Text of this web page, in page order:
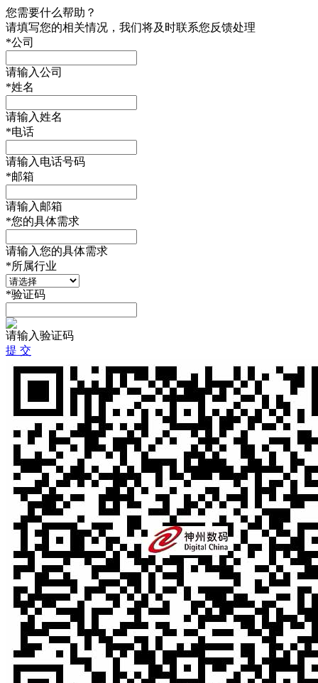
您需要什么帮助？
请填写您的相关情况，我们将及时联系您反馈处理
*公司
请输入公司
*姓名
请输入姓名
*电话
请输入电话号码
*邮箱
请输入邮箱
*您的具体需求
请输入您的具体需求
*所属行业
*验证码
请输入验证码
提 交